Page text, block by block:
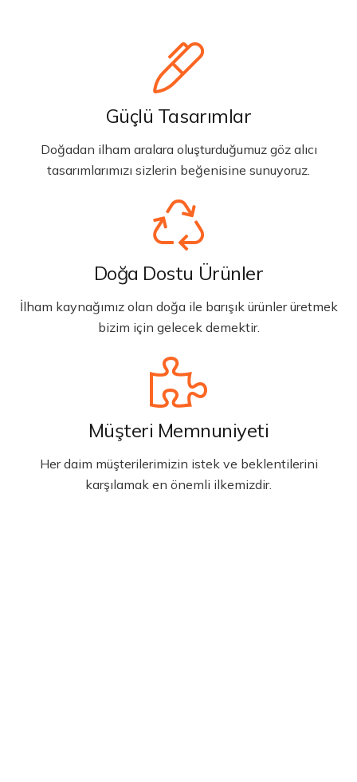
Güçlü Tasarımlar
Doğadan ilham aralara oluşturduğumuz göz alıcı
tasarımlarımızı sizlerin beğenisine sunuyoruz.
Doğa Dostu Ürünler
İlham kaynağımız olan doğa ile barışık ürünler üretmek
bizim için gelecek demektir.
Müşteri Memnuniyeti
Her daim müşterilerimizin istek ve beklentilerini
karşılamak en önemli ilkemizdir.